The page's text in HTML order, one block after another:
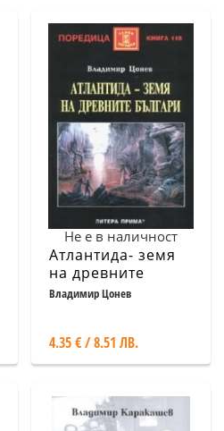
Не е в наличност
Атлантида- земя
на древните
българи
Владимир Цонев
4.35 € / 8.51 ЛВ.